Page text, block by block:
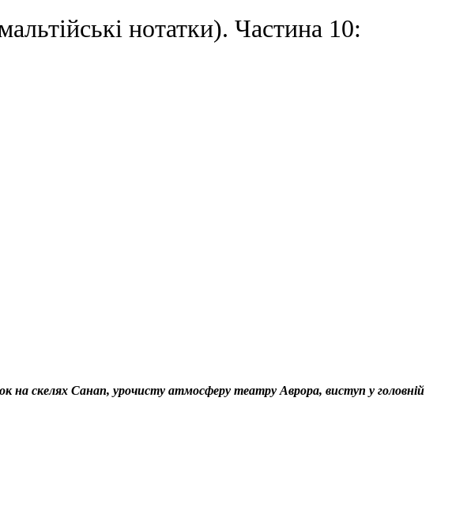
нотатки). Частина 10:
на скелях Санап, урочисту атмосферу театру Аврора, виступ у головній